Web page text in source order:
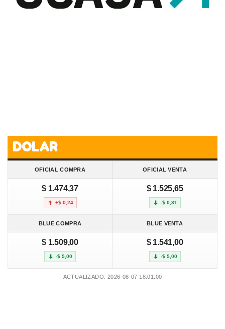
DOLAR
OFICIAL COMPRA OFICIAL VENTA
$ 1.474,37
+$ 0,24
$ 1.525,65
-$ 0,31
BLUE COMPRA BLUE VENTA
$ 1.509,00
-$ 5,00
$ 1.541,00
-$ 5,00
ACTUALIZADO: 2026-08-07 18:01:00